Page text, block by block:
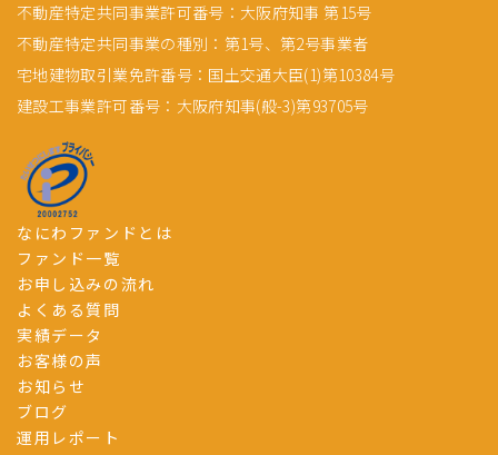
不動産特定共同事業許可番号：大阪府知事 第15号
不動産特定共同事業の種別：第1号、第2号事業者
宅地建物取引業免許番号：国土交通大臣(1)第10384号
建設工事業許可番号：大阪府知事(般-3)第93705号
なにわファンドとは
ファンド一覧
お申し込みの流れ
よくある質問
実績データ
お客様の声
お知らせ
ブログ
運用レポート